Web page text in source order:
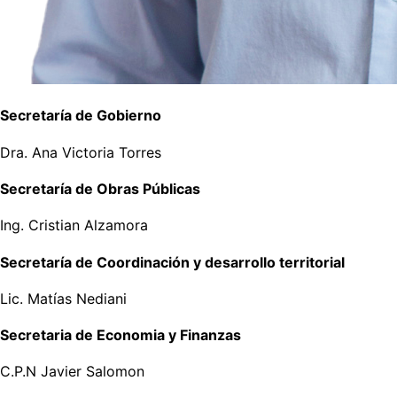
Secretaría de Gobierno
Dra. Ana Victoria Torres
Secretaría de Obras Públicas
Ing. Cristian Alzamora
Secretaría de Coordinación y desarrollo territorial
Lic. Matías Nediani
Secretaria de Economia y Finanzas
C.P.N Javier Salomon